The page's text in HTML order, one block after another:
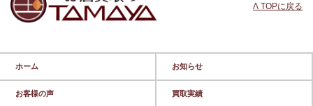
Λ TOPに戻る
ホーム お知らせ
お客様の声 買取実績